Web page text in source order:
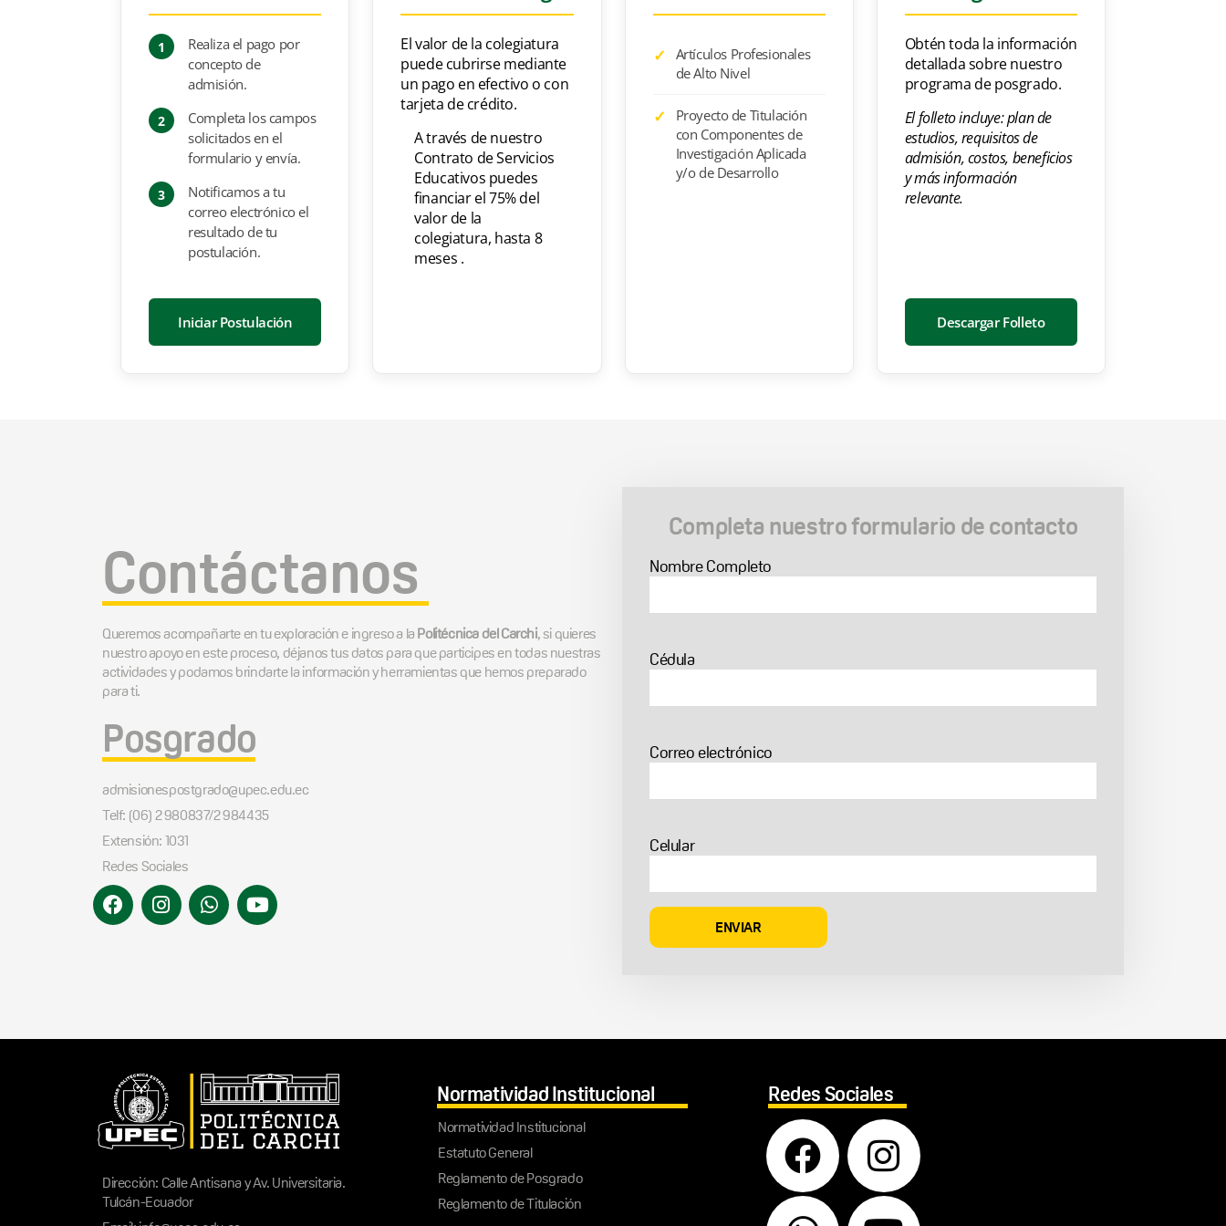
Magíster en Logística y Cadena de
VIE 18:00 - 21:00
1
Realiza el pago por
concepto de
admisión.
2
Completa los campos
solicitados en el
formulario y envía.
3
Notificamos a tu
correo electrónico el
resultado de tu
postulación.
Iniciar Postulación
El valor de la colegiatura
puede cubrirse mediante
un pago en efectivo o con
tarjeta de crédito.
A través de nuestro
Contrato de Servicios
Educativos puedes
financiar el 75% del
valor de la
colegiatura, hasta 8
meses .
Artículos Profesionales
de Alto Nivel
Proyecto de Titulación
con Componentes de
Investigación Aplicada
y/o de Desarrollo
Obtén toda la información
detallada sobre nuestro
programa de posgrado.
El folleto incluye: plan de
estudios, requisitos de
admisión, costos, beneficios
y más información
relevante.
Descargar Folleto
Contáctanos
Queremos acompañarte en tu exploración e ingreso a laPolitécnica del Carchi, si quieres
nuestro apoyo en este proceso, déjanos tus datos para que participes en todas nuestras
actividades y podamos brindarte la información y herramientas que hemos preparado
para ti.
Posgrado
admisionespostgrado@upec.edu.ec
Telf: (06) 2 980837/2 984435
Extensión: 1031
Redes Sociales
Completa nuestro formulario de contacto
Nombre Completo
Cédula
Correo electrónico
Celular
Dirección: Calle Antisana y Av. Universitaria.
Tulcán-Ecuador
Normatividad Institucional
Normatividad Institucional
Estatuto General
Reglamento de Posgrado
Reglamento de Titulación
Redes Sociales